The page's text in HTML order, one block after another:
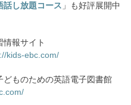
話し放題コース 」も好評展開中
報サイト
kids-ebc.com/
ものための英語電子図書館